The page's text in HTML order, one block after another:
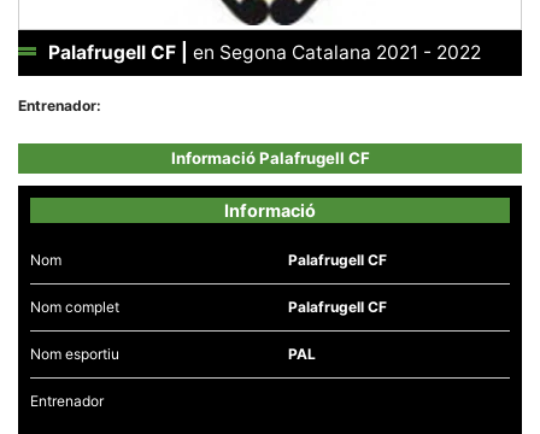
Palafrugell CF en Segona Catalana 2021 - 2022
Entrenador:
Informació Palafrugell CF
Informació
Nom Palafrugell CF
Nom complet Palafrugell CF
Nom esportiu PAL
Entrenador
Necessàries
Aquestes
són
opcionals,
necessàries
per al
funcionament
tècnic de la